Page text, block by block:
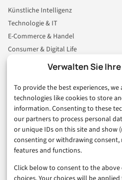
Verwalten Sie
To provide the best experiences,
technologies like cookies to store
information. Consenting to these
our partners to process personal
or unique IDs on this site and show
consenting or withdrawing consent,
features and functions.
Click below to consent to the
Künstliche Intelligenz
Technologie & IT
E-Commerce & Handel
Consumer & Digital Life
Business & Karriere
Sicherheit & Recht
Digitalisierung
Marketing
Magazin
Unsere Redaktion